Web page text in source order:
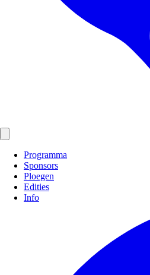
Programma
Sponsors
Ploegen
Edities
Info